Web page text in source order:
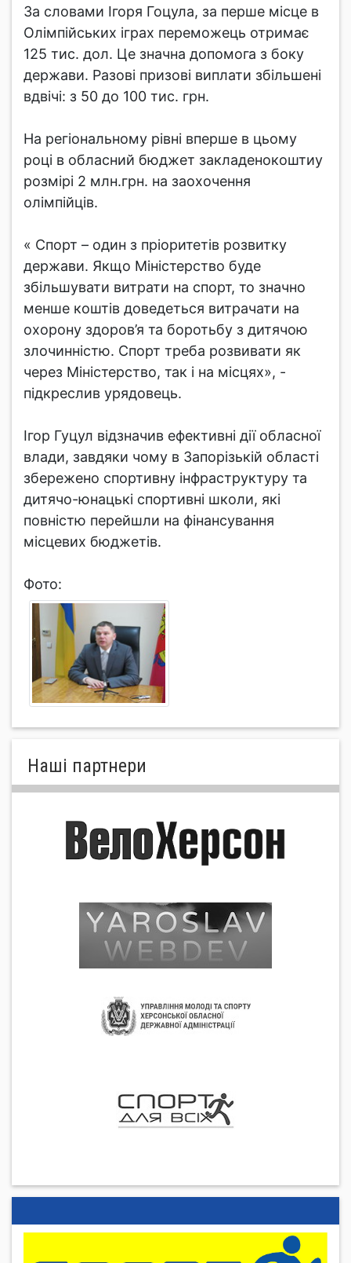
За словами Ігоря Гоцула, за перше місце в
Олімпійських іграх переможець отримає
125 тис. дол. Це значна допомога з боку
держави. Разові призові виплати збільшені
вдвічі: з 50 до 100 тис. грн.
На регіональному рівні вперше в цьому
році в обласний бюджет закладенокоштиу
розмірі 2 млн.грн. на заохочення
олімпійців.
« Спорт – один з пріоритетів розвитку
держави. Якщо Міністерство буде
збільшувати витрати на спорт, то значно
менше коштів доведеться витрачати на
охорону здоров’я та боротьбу з дитячою
злочинністю. Спорт треба розвивати як
через Міністерство, так і на місцях», -
підкреслив урядовець.
Ігор Гуцул відзначив ефективні дії обласної
влади, завдяки чому в Запорізькій області
збережено спортивну інфраструктуру та
дитячо-юнацькі спортивні школи, які
повністю перейшли на фінансування
місцевих бюджетів.
Фото:
Нашi партнери